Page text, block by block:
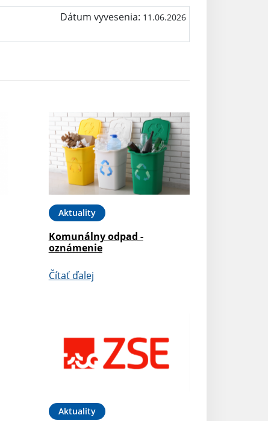
Dátum vyvesenia: 11.06.2026
Aktuality
Komunálny odpad -
oznámenie
Čítať ďalej
Aktuality